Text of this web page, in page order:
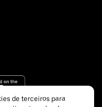
de terceiros para